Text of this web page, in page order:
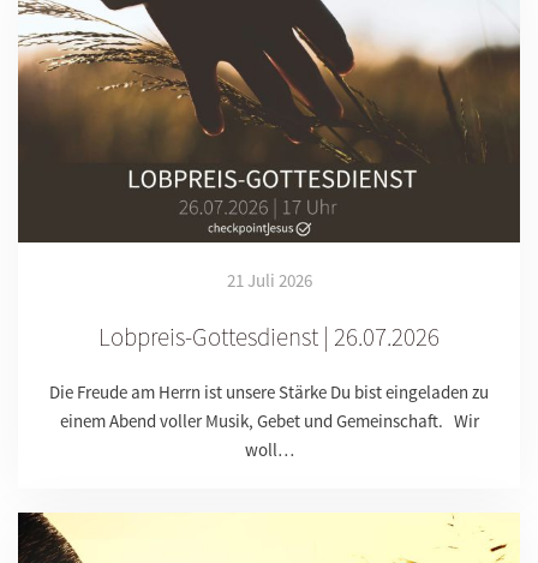
21 Juli 2026
Lobpreis-Gottesdienst | 26.07.2026
Die Freude am Herrn ist unsere Stärke Du bist eingeladen zu
einem Abend voller Musik, Gebet und Gemeinschaft. Wir
woll…